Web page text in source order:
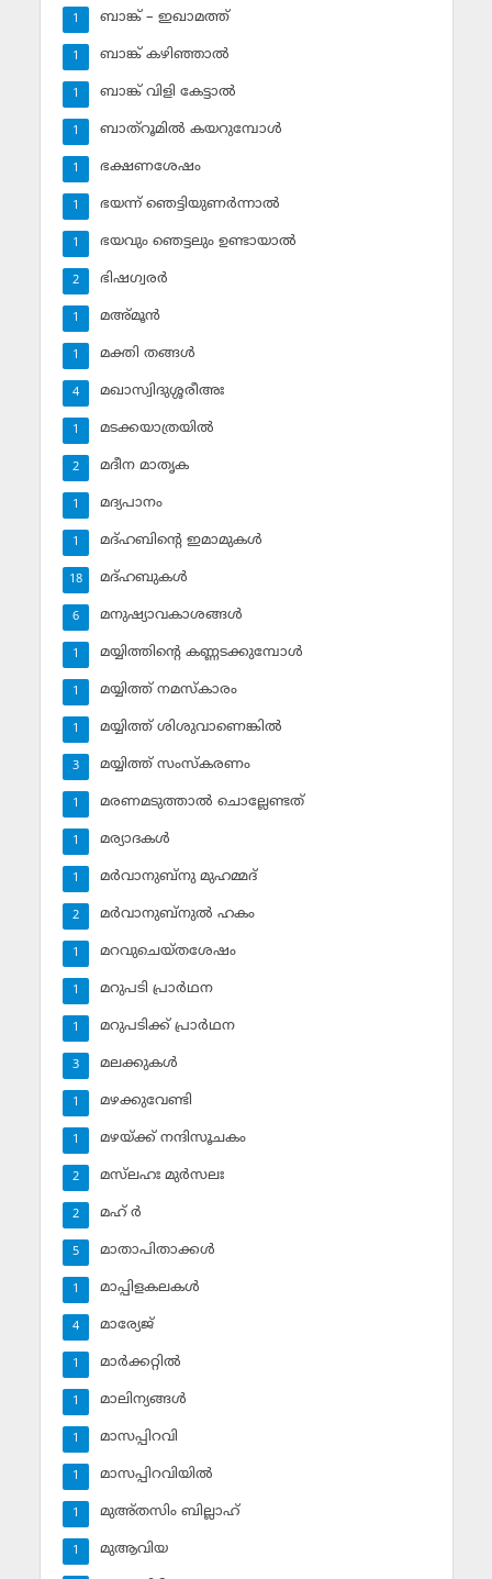
ബാങ്ക് – ഇഖാമത്ത്
1
ബാങ്ക് കഴിഞ്ഞാല്‍
1
ബാങ്ക് വിളി കേട്ടാല്‍
1
ബാത്‌റൂമില്‍ കയറുമ്പോള്‍
1
ഭക്ഷണശേഷം
1
ഭയന്ന് ഞെട്ടിയുണര്‍ന്നാല്‍
1
ഭയവും ഞെട്ടലും ഉണ്ടായാല്‍
1
ഭിഷഗ്വരര്‍
2
മഅ്മൂന്‍
1
മക്തി തങ്ങള്‍
1
മഖാസ്വിദുശ്ശരീഅഃ
4
മടക്കയാത്രയില്‍
1
മദീന മാതൃക
2
മദ്യപാനം
1
മദ്ഹബിന്റെ ഇമാമുകള്‍
1
മദ്ഹബുകള്‍
18
മനുഷ്യാവകാശങ്ങള്‍
6
മയ്യിത്തിന്റെ കണ്ണടക്കുമ്പോള്‍
1
മയ്യിത്ത് നമസ്‌കാരം
1
മയ്യിത്ത് ശിശുവാണെങ്കില്‍
1
മയ്യിത്ത് സംസ്‌കരണം
3
മരണമടുത്താല്‍ ചൊല്ലേണ്ടത്
1
മര്യാദകള്‍
1
മര്‍വാനുബ്‌നു മുഹമ്മദ്
1
മര്‍വാനുബ്‌നുല്‍ ഹകം
2
മറവുചെയ്തശേഷം
1
മറുപടി പ്രാര്‍ഥന
1
മറുപടിക്ക് പ്രാര്‍ഥന
1
മലക്കുകള്‍
3
മഴക്കുവേണ്ടി
1
മഴയ്ക്ക് നന്ദിസൂചകം
1
മസ്‌ലഹഃ മുര്‍സലഃ
2
മഹ് ര്‍
2
മാതാപിതാക്കള്‍
5
മാപ്പിളകലകള്‍
1
മാര്യേജ്
4
മാര്‍ക്കറ്റില്‍
1
മാലിന്യങ്ങള്‍
1
മാസപ്പിറവി
1
മാസപ്പിറവിയില്‍
1
മുഅ്തസിം ബില്ലാഹ്
1
മുആവിയ
1